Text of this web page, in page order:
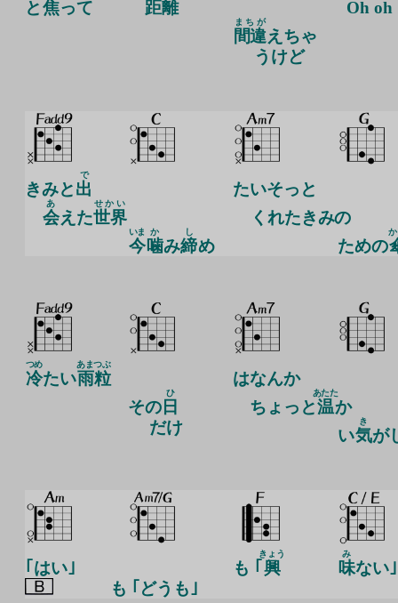
と焦って 距離
間違
まちが
えちゃ
うけど
Oh oh
きみと出
で
会
あ
えた世界
せかい
今
いま
噛
か
み締
し
め
たいそっと
くれたきみの
ための
冷
つめ
たい雨
あま
粒
つぶ
その 日
ひ
だけ
はなんか
ちょっと温
あたた
か
い気
き
が
｢はい｣
も ｢どうも｣
も ｢ 興
きょう
味
み
ない